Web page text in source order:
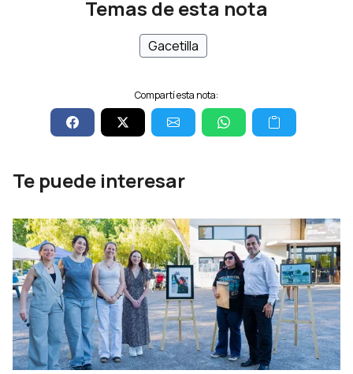
Temas de esta nota
Gacetilla
Compartí esta nota:
Te puede interesar